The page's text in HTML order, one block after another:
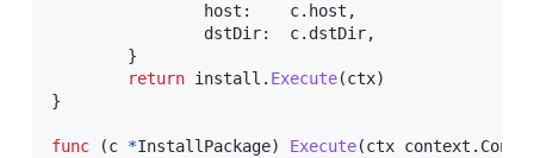
		host
:
    c
. host ,
		dstDir
:
  c
. dstDir,
}
return install . Execute(ctx)
}
func (c *InstallPackage) Execute(ctx context .